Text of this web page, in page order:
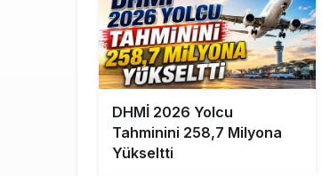
DHMİ 2026 Yolcu
Tahminini 258,7 Milyona
Yükseltti